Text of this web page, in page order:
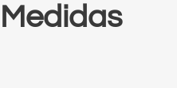
Medidas